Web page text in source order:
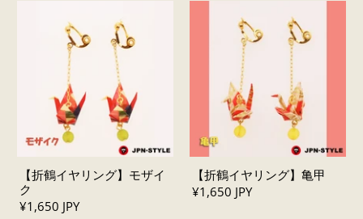
【折鶴イヤリング】モザイ
ク
¥1,650 JPY
【折鶴イヤリング】亀甲
¥1,650 JPY